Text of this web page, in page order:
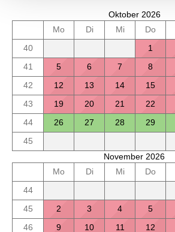
Oktober 2026
Mo
Di Mi Do
40
1
41
5 6 7 8
42
12 13 14 15
43
19 20 21 22
44
26 27 28 29
45
November 2026
Mo
Di Mi Do
44
45
2 3 4 5
46
9 10 11 12